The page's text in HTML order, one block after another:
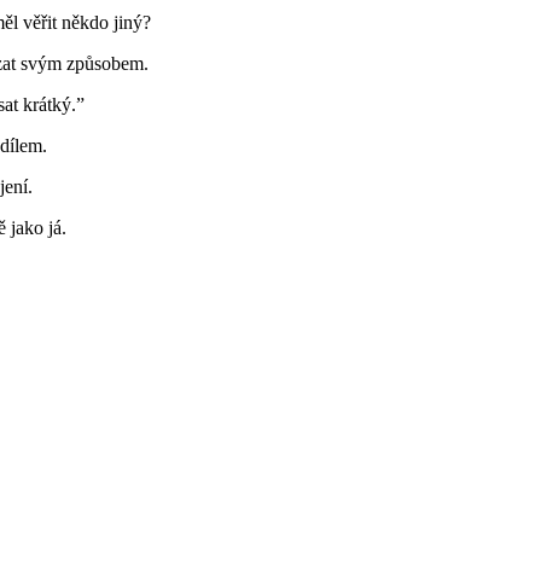
věřit někdo jiný?
svým způsobem.
krátký.”
jako já.